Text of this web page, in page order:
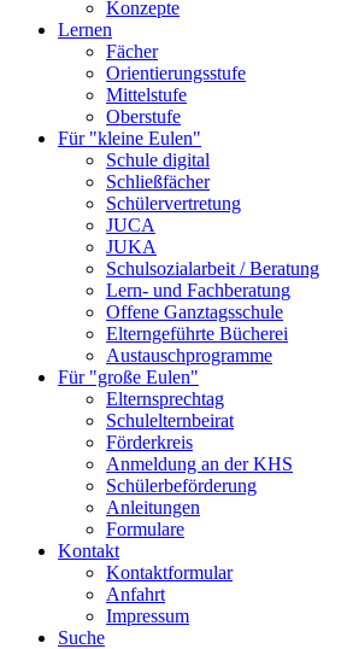
Konzepte
Lernen
Fächer
Orientierungsstufe
Mittelstufe
Oberstufe
Für "kleine Eulen"
Schule digital
Schließfächer
Schülervertretung
JUCA
JUKA
Schulsozialarbeit / Beratung
Lern- und Fachberatung
Offene Ganztagsschule
Elterngeführte Bücherei
Austauschprogramme
Für "große Eulen"
Elternsprechtag
Schulelternbeirat
Förderkreis
Anmeldung an der KHS
Schülerbeförderung
Anleitungen
Formulare
Kontakt
Kontaktformular
Anfahrt
Impressum
Suche